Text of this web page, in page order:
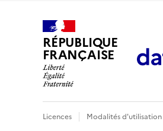
RÉPUBLIQUE
FRANÇAISE
Licences Modalités d'utilisation